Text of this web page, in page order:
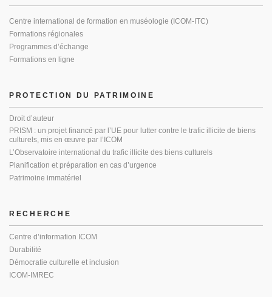
PROTECTION DU PATRIMOINE
Droit d’auteur
PRISM : un projet financé par l’UE pour lutter contre le trafic illicite de biens
culturels, mis en œuvre par l’ICOM
L’Observatoire international du trafic illicite des biens culturels
Planification et préparation en cas d’urgence
Patrimoine immatériel
Centre international de formation en muséologie (ICOM-ITC)
Formations régionales
Programmes d’échange
Formations en ligne
RECHERCHE
Centre d’information ICOM
Durabilité
Démocratie culturelle et inclusion
ICOM-IMREC